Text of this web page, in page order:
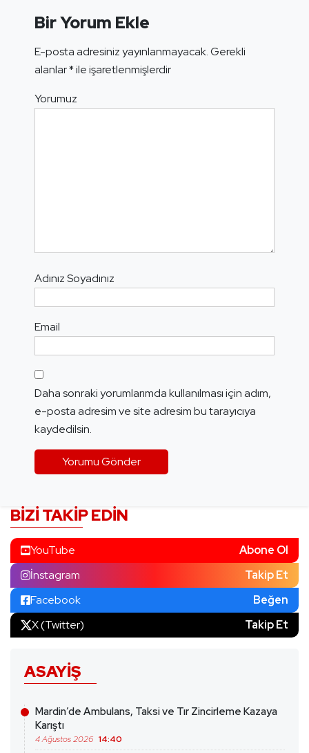
Bir Yorum Ekle
E-posta adresiniz yayınlanmayacak.Gerekli
alanlar*ile işaretlenmişlerdir
Yorumuz
Adınız Soyadınız
Email
Daha sonraki yorumlarımda kullanılması için adım,
e-posta adresim ve site adresim bu tarayıcıya
kaydedilsin.
BIZI TAKIP EDIN
YouTube
Abone Ol
İnstagram
Takip Et
Facebook
Beğen
X (Twitter)
Takip Et
ASAYIŞ
Mardin’de Ambulans, Taksi ve Tır Zincirleme Kazaya
Karıştı
4 Ağustos 2026 14:40